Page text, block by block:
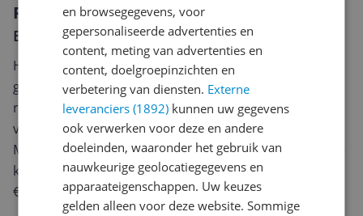
Reviews
Er zijn nog geen reviews geschreven
Heb jij dit product in bezit en wil je graag je mening
geven? Start dan hieronder met het schrijven van je
review. Afhankelijk van de details duurt het schrijven
van een review gemiddeld tussen de 3 en 10 minuten.
Met jouw mening help je andere bezoekers een betere
keuze te maken én maak je iedere maand kans op
€250,-!
Klik hier voor de actievoorwaarden.
en browsegegevens, voor
gepersonaliseerde advertenties en
content, meting van advertenties en
content, doelgroepinzichten en
verbetering van diensten. Externe
leveranciers (1892) kunnen uw gegevens
ook verwerken voor deze en andere
doeleinden, waaronder het gebruik van
nauwkeurige geolocatiegegevens en
apparaateigenschappen. Uw keuzes
gelden alleen voor deze website. Sommige